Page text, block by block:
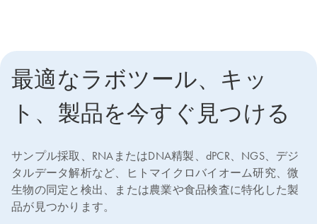
最適なラボツール、キッ
ト、製品を今すぐ見つける
サンプル採取、RNAまたはDNA精製、dPCR、NGS、デジ
タルデータ解析など、ヒトマイクロバイオーム研究、微
生物の同定と検出、または農業や食品検査に特化した製
品が見つかります。